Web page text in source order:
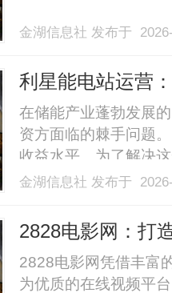
金湖信息社 发布于
利星能电站运营
在储能产业蓬勃发展
资方面临的棘手问题
收益水平。为了解决
务，将建设环节与未
家储能投资运营一体
源.........
金湖信息社 发布于
2828电影网：打
2828电影网凭借丰富
为优质的在线视频平